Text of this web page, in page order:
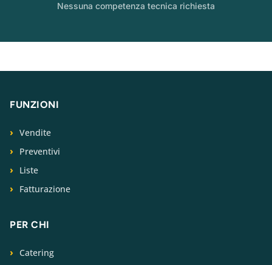
Nessuna competenza tecnica richiesta
FUNZIONI
Vendite
Preventivi
Liste
Fatturazione
PER CHI
Catering